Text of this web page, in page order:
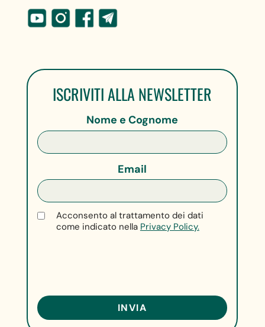
ISCRIVITI ALLA NEWSLETTER
Nome e Cognome
Email
Acconsento al trattamento dei dati
come indicato nella Privacy Policy.